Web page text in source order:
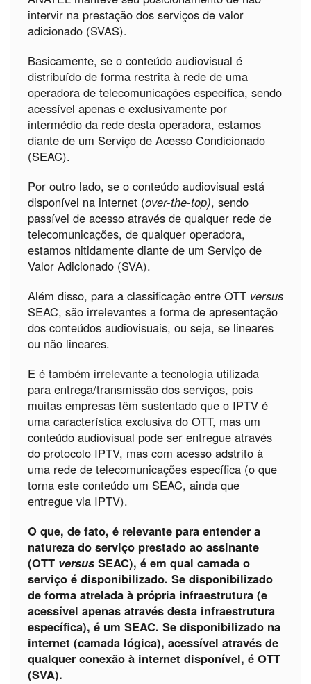
intervir na prestação dos serviços de valor
adicionado (SVAS).
Basicamente, se o conteúdo audiovisual é
distribuído de forma restrita à rede de uma
operadora de telecomunicações específica, sendo
acessível apenas e exclusivamente por
intermédio da rede desta operadora, estamos
diante de um Serviço de Acesso Condicionado
(SEAC).
Por outro lado, se o conteúdo audiovisual está
disponível na internet (over-the-top), sendo
passível de acesso através de qualquer rede de
telecomunicações, de qualquer operadora,
estamos nitidamente diante de um Serviço de
Valor Adicionado (SVA).
Além disso, para a classificação entre OTT versus
SEAC, são irrelevantes a forma de apresentação
dos conteúdos audiovisuais, ou seja, se lineares
ou não lineares.
E é também irrelevante a tecnologia utilizada
para entrega/transmissão dos serviços, pois
muitas empresas têm sustentado que o IPTV é
uma característica exclusiva do OTT, mas um
conteúdo audiovisual pode ser entregue através
do protocolo IPTV, mas com acesso adstrito à
uma rede de telecomunicações específica (o que
torna este conteúdo um SEAC, ainda que
entregue via IPTV).
O que, de fato, é relevante para entender a
natureza do serviço prestado ao assinante
(OTT versus SEAC), é em qual camada o
serviço é disponibilizado. Se disponibilizado
de forma atrelada à própria infraestrutura (e
acessível apenas através desta infraestrutura
específica), é um SEAC. Se disponibilizado na
internet (camada lógica), acessível através de
qualquer conexão à internet disponível, é OTT
(SVA).